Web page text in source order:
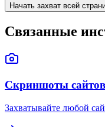
Начать захват всей
Связанные
Скриншоты сайтов
Захватывайте любой